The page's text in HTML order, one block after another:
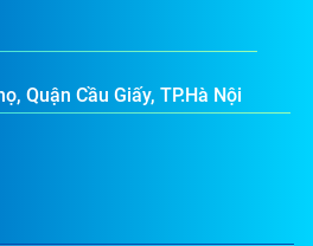
Quận Cầu Giấy, TP.Hà Nội